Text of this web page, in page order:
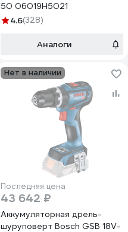
50 06019H5021
4.6(328)
Аналоги
Нет в наличии
Последняя цена
43 642 ₽
Аккумуляторная дрель-
шуруповерт Bosch GSB 18V-